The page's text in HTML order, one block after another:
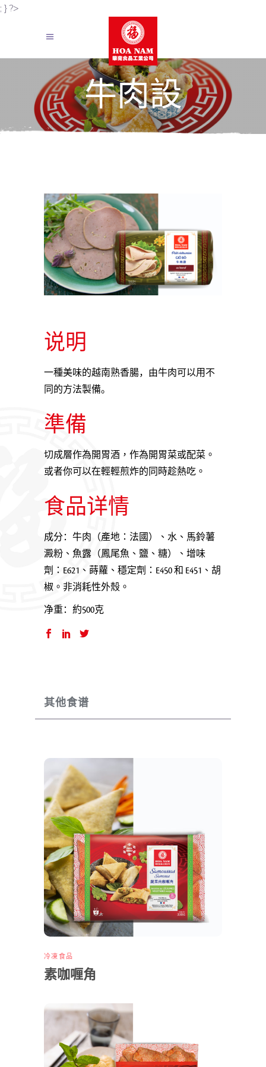
; } ?>
牛肉設
说明
一種美味的越南熟香腸，由牛肉可以用不
同的方法製備。
準備
切成層作為開胃酒，作為開胃菜或配菜。
或者你可以在輕輕煎炸的同時趁熱吃。
食品详情
成分： 牛肉（產地：法國）、水、馬鈴薯
澱粉、魚露（鳳尾魚、鹽、糖）、增味
劑：E621、蒔蘿、穩定劑：E450 和 E451、胡
椒。非消耗性外殼。
净重：約500克
其他食谱
冷凍食品
素咖喱角